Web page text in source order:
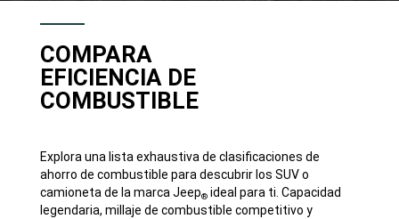
COMPARA
EFICIENCIA DE
COMBUSTIBLE
Explora una lista exhaustiva de clasificaciones de
ahorro de combustible para descubrir los SUV o
camioneta de la marca Jeep® ideal para ti. Capacidad
legendaria, millaje de combustible competitivo y